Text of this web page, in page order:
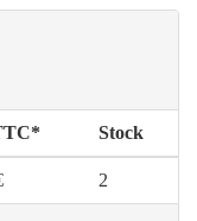
Stock
2